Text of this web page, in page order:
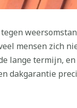
mensen zich
lange termijn,
dakgarantie